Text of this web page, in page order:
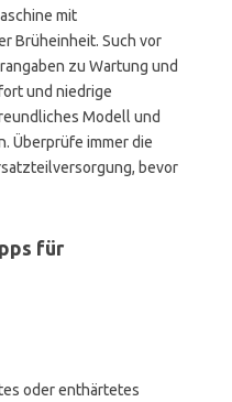
mit
Brüheinheit. Such vor
zu Wartung und
und niedrige
Modell und
Überprüfe immer die
bevor
für
oder enthärtetes